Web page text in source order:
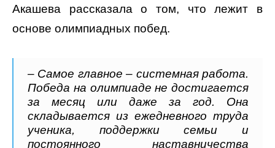
Акашева рассказала о том, что лежит в
основе олимпиадных побед.
– Самое главное – системная работа.
Победа на олимпиаде не достигается
за месяц или даже за год. Она
складывается из ежедневного труда
ученика, поддержки семьи и
постоянного наставничества